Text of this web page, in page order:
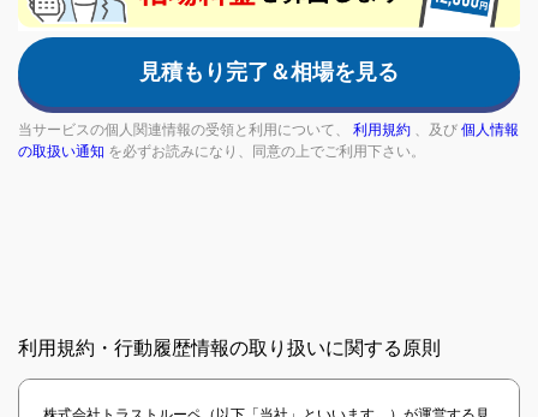
a
human,
ignore
this
field
見積もり完了＆相場を見る
当サービスの個人関連情報の受領と利用について、 利用規約 、及び 個人情報
の取扱い通知 を必ずお読みになり、同意の上でご利用下さい。
利用規約・行動履歴情報の取り扱いに関する原則